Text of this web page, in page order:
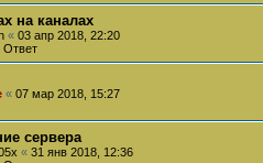
на каналах
« 03 апр 2018, 22:20
Ответ
« 07 мар 2018, 15:27
сервера
« 31 янв 2018, 12:36